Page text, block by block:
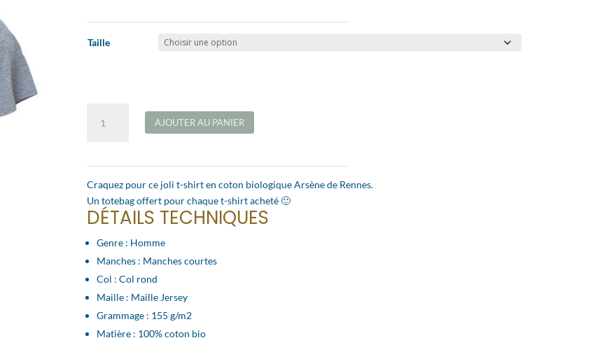
initial
était :
35,00€.
actuel
est :
19,50€.
Taille
Arsène
de
Rennes
AJOUTER AU PANIER
Craquez pour ce joli t-shirt en coton biologique Arsène de Rennes.
Un totebag offert pour chaque t-shirt acheté 🙂
DÉTAILS TECHNIQUES
Genre : Homme
Manches : Manches courtes
Col : Col rond
Maille : Maille Jersey
Grammage : 155 g/m2
Matière : 100% coton bio